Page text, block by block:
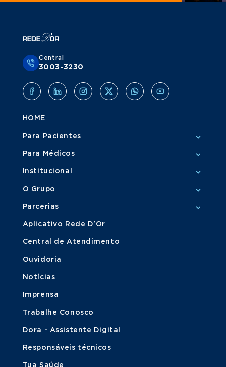
Central
3003-3230
HOME
Para Pacientes
Para Médicos
Institucional
O Grupo
Parcerias
Aplicativo Rede D'Or
Central de Atendimento
Ouvidoria
Notícias
Imprensa
Trabalhe Conosco
Dora - Assistente Digital
Responsáveis técnicos
Tua Saúde